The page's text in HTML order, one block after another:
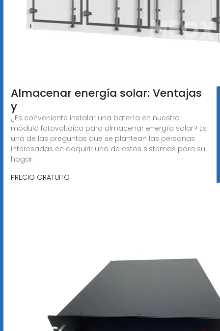
Almacenar energía solar: Ventajas
y
¿Es conveniente instalar una batería en nuestro
módulo fotovoltaico para almacenar energía solar? Es
una de las preguntas que se plantean las personas
interesadas en adquirir uno de estos sistemas para su
hogar.
PRECIO GRATUITO